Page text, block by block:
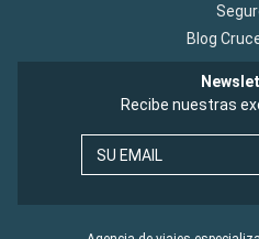
Blog
Recibe nuestras
SU EMAIL